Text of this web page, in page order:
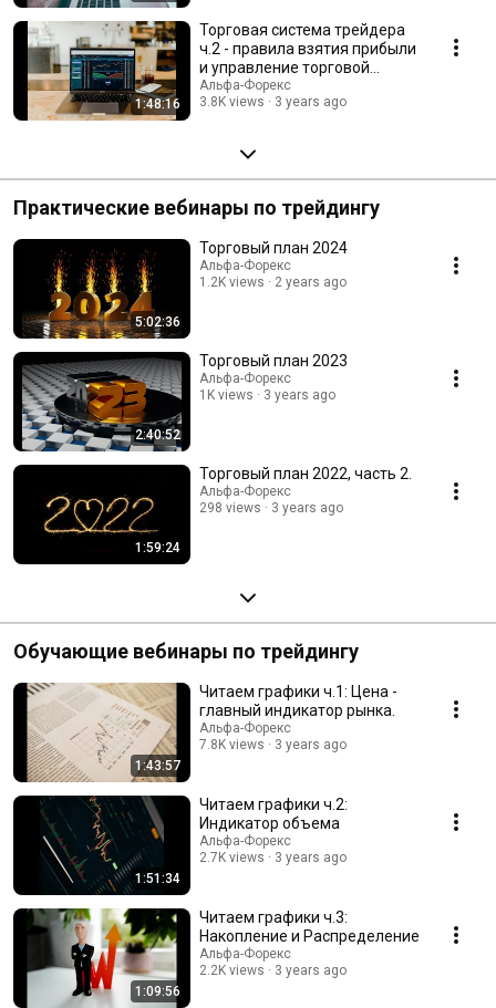
1:48:16
Торговая система трейдера
ч.2 - правила взятия прибыли
и управление торговой
позицией.
Альфа-Форекс
3.8K views
3 years ago
Практические вебинары по трейдингу
5:02:36
Торговый план 2024
Альфа-Форекс
1.2K views
2 years ago
2:40:52
Торговый план 2023
Альфа-Форекс
1K views
3 years ago
1:59:24
Торговый план 2022, часть 2.
Альфа-Форекс
298 views
3 years ago
Обучающие вебинары по трейдингу
1:43:57
Читаем графики ч.1: Цена -
главный индикатор рынка.
Альфа-Форекс
7.8K views
3 years ago
1:51:34
Читаем графики ч.2:
Индикатор объема
Альфа-Форекс
2.7K views
3 years ago
1:09:56
Читаем графики ч.3:
Накопление и Распределение
Альфа-Форекс
2.2K views
3 years ago